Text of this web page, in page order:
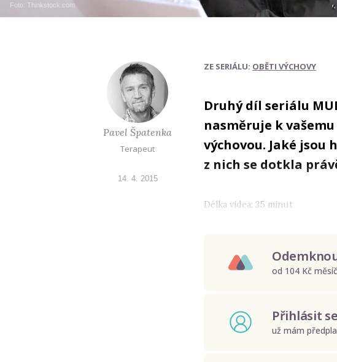
Foto: Thinkstock.com
Pavel Špatenka
Terapeut
14. 4. 2015
ZE SERIÁLU: OBĚTI VÝCHOVY
Druhý díl seriálu
nasměruje k
výchovou. Jaké jsou
z nich se dotkla
Délka videa: 35 minut
od 104 Kč
Přihlásit se
už mám